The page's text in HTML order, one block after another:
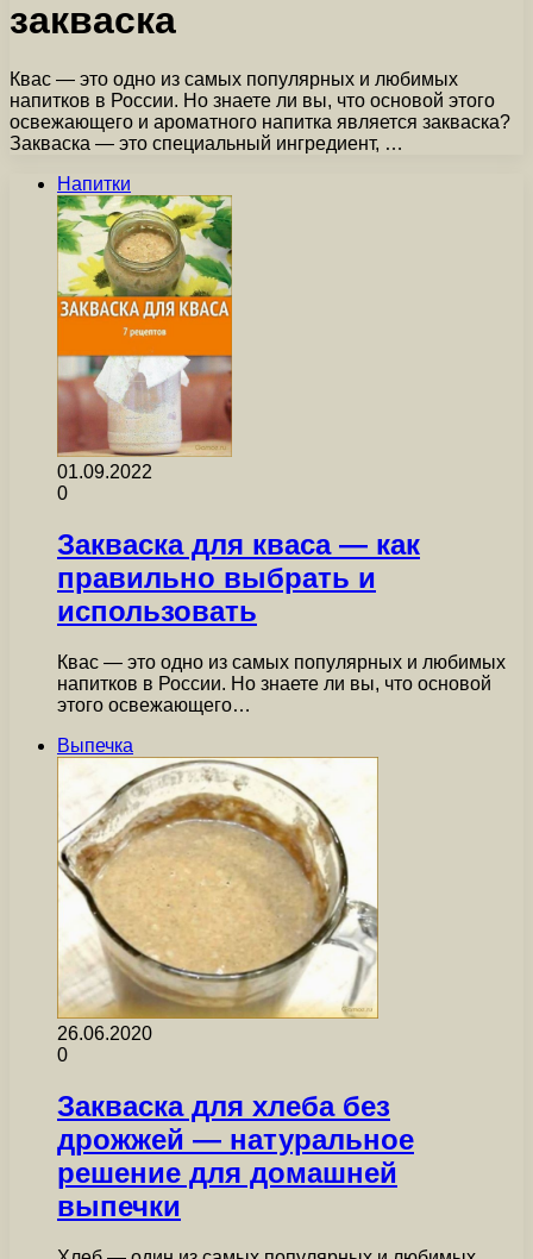
закваска
Квас — это одно из самых популярных и любимых
напитков в России. Но знаете ли вы, что основой этого
освежающего и ароматного напитка является закваска?
Закваска — это специальный ингредиент, …
Напитки
01.09.2022
0
Закваска для кваса — как
правильно выбрать и
использовать
Квас — это одно из самых популярных и любимых
напитков в России. Но знаете ли вы, что основой
этого освежающего…
Выпечка
26.06.2020
0
Закваска для хлеба без
дрожжей — натуральное
решение для домашней
выпечки